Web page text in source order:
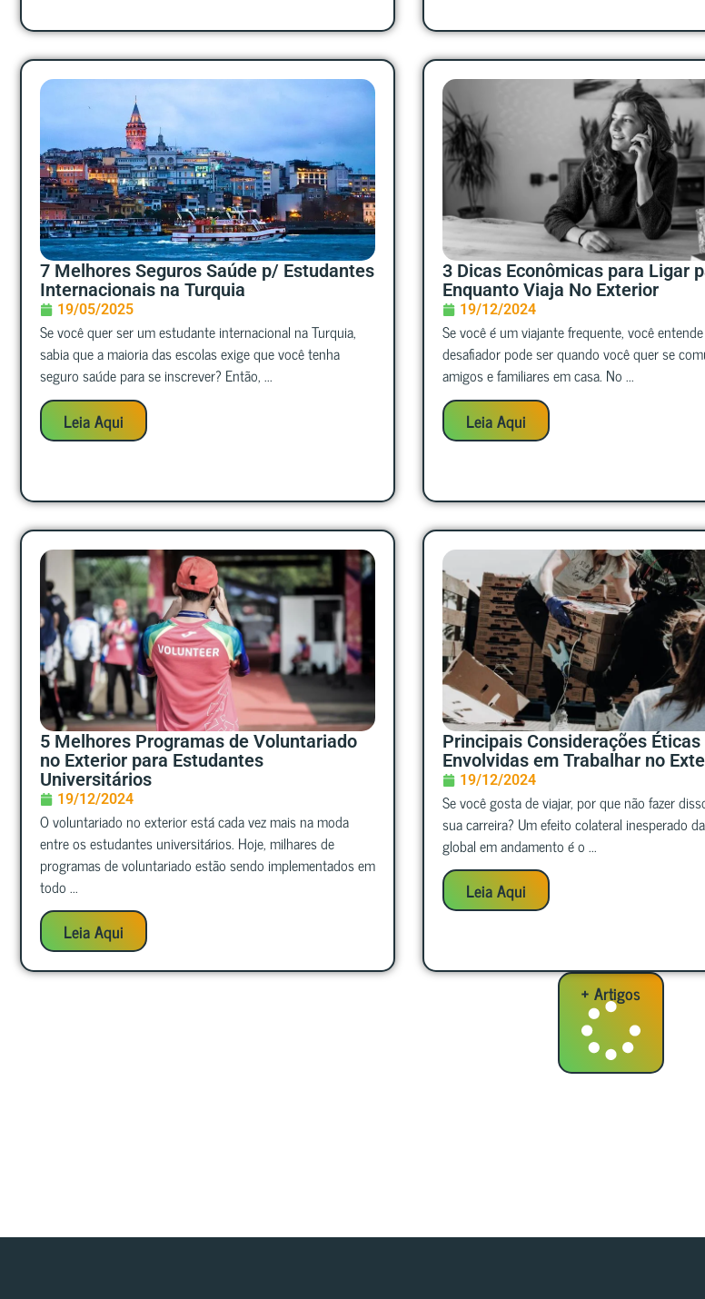
7 Melhores Seguros Saúde p/ Estudantes
Internacionais na Turquia
19/05/2025
Se você quer ser um estudante internacional na Turquia,
sabia que a maioria das escolas exige que você tenha
seguro saúde para se inscrever? Então, ...
Leia Aqui
3 Dicas Econômicas para Ligar
Enquanto Viaja No Exterior
19/12/2024
Se você é um viajante frequente, você
desafiador pode ser quando você quer se
amigos e familiares em casa. No ...
Leia Aqui
5 Melhores Programas de Voluntariado
no Exterior para Estudantes
Universitários
19/12/2024
O voluntariado no exterior está cada vez mais na moda
entre os estudantes universitários. Hoje, milhares de
programas de voluntariado estão sendo implementados em
todo ...
Leia Aqui
Principais Considerações Éticas
Envolvidas em Trabalhar no
19/12/2024
Se você gosta de viajar, por que não fazer
sua carreira? Um efeito colateral inesperado
global em andamento é o ...
Leia Aqui
+ Artigos